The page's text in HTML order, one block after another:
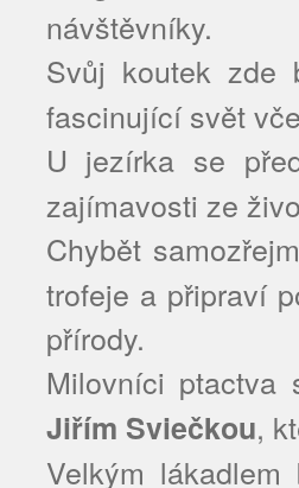
návštěvníky.
Svůj koutek
fascinující svět
U jezírka se
zajímavosti ze
Chybět
trofeje a připraví
přírody.
Milovníci
Jiřím Sviečkou,
Velkým